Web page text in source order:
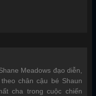
Meadows đạo diễn,
chân cậu bé Shaun
cha trong cuộc chiến